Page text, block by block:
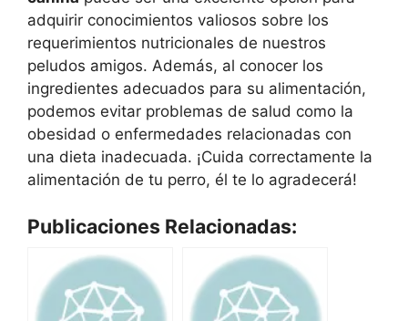
adquirir conocimientos valiosos sobre los
requerimientos nutricionales de nuestros
peludos amigos. Además, al conocer los
ingredientes adecuados para su alimentación,
podemos evitar problemas de salud como la
obesidad o enfermedades relacionadas con
una dieta inadecuada. ¡Cuida correctamente la
alimentación de tu perro, él te lo agradecerá!
Publicaciones Relacionadas: